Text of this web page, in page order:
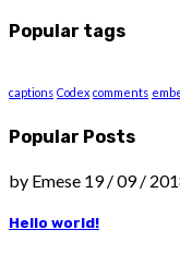
Popular tags
captions Codex comments
Popular Posts
by Emese 19 / 09 /
Hello world!